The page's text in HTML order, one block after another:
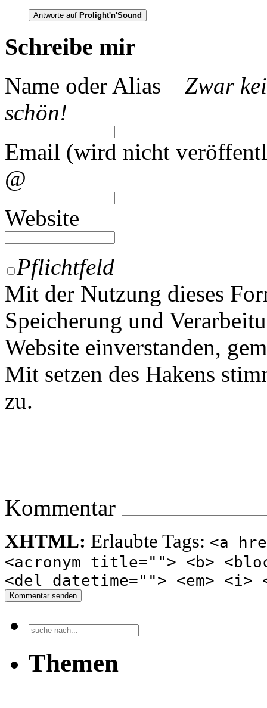
Antworte auf Prolight'n'Sound
Schreibe mir
Name oder Alias Zwar
schön!
Email (wird nicht
@
Website
Pflichtfeld
Mit der Nutzung dieses
Speicherung und
Website einverstanden,
Mit setzen des Hakens
zu.
Kommentar
XHTML: Erlaubte Tags: <a
<acronym title=""> <b>
<del datetime=""> <em>
Kommentar senden
Themen